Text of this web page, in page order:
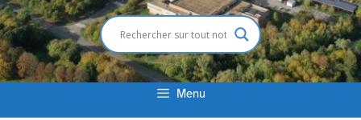
Menu